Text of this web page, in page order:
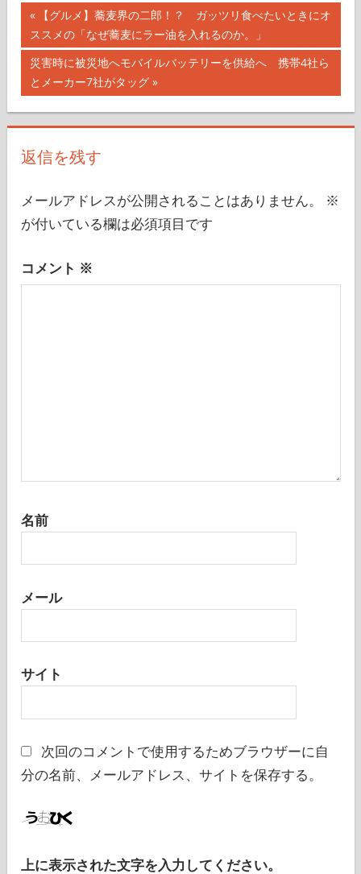
投
稿
ナ
ビ
ゲ
ー
シ
ョ
ン
前
の
記
事:
【グルメ】蕎麦界の二郎！？ ガッツリ食べたいときにオ
ススメの「なぜ蕎麦にラー油を入れるのか。」
次
の
記
災害時に被災地へモバイルバッテリーを供給へ 携帯4社ら
とメーカー7社がタッグ
返信を残す
メールアドレスが公開されることはありません。
※
が付いている欄は必須項目です
コメント ※
名前
メール
サイト
次回のコメントで使用するためブラウザーに自
分の名前、メールアドレス、サイトを保存する。
上に表示された文字を入力してください。